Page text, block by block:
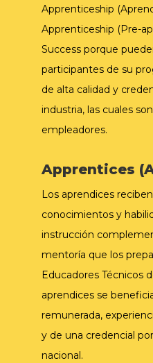
Apprenticeship
Apprenticeship (Pre-
Success porque
participantes de su
de alta calidad y
industria, las cuales
empleadores.
Apprentices
Los aprendices
conocimientos y
instrucción
mentoría que los
Educadores Técnicos
aprendices se
remunerada,
y de una credencial
nacional.